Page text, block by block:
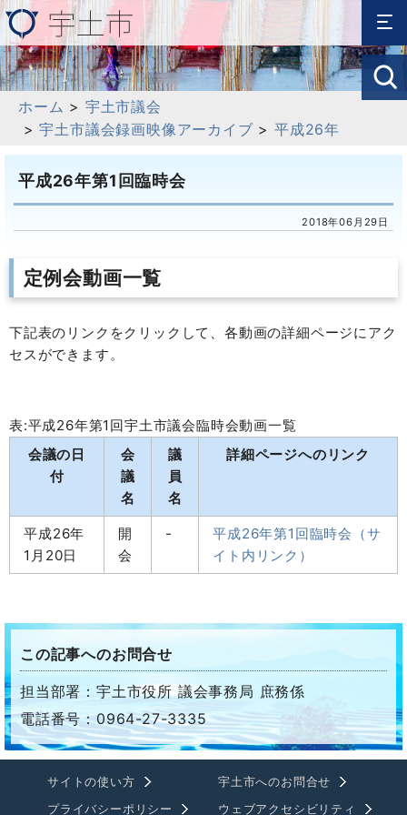
ホーム > 宇土市議会
>宇土市議会録画映像アーカイブ >平成26年
平成26年第1回臨時会
2018年06月29日
定例会動画一覧
下記表のリンクをクリックして、各動画の詳細ページにアク
セスができます。
表:平成26年第1回宇土市議会臨時会動画一覧
会議の日
付
会
議
名
議
員
名
詳細ページへのリンク
平成26年
1月20日
開
会
-
平成26年第1回臨時会（サ
イト内リンク）
この記事へのお問合せ
担当部署：宇土市役所 議会事務局 庶務係
電話番号：0964-27-3335
サイトの使い方
宇土市へのお問合せ
プライバシーポリシー
ウェブアクセシビリティ